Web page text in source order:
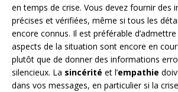
en temps de crise. Vous devez fournir des
précises et vérifiées, même si tous les
encore connus. Il est préférable
aspects de la situation sont encore en
plutôt que de donner des informations
silencieux. La sincérité et l’empathie
dans vos messages, en particulier si la